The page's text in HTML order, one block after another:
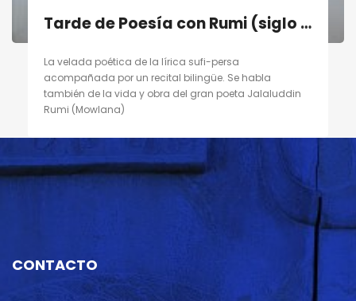
Tarde de Poesía con Rumi (siglo XIII) en Madrid el 10/09/11
La velada poética de la lírica sufi-persa
acompañada por un recital bilingüe. Se habla
también de la vida y obra del gran poeta Jalaluddin
Rumi (Mowlana)
CONTACTO